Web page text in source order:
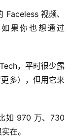
Faceless 视频、
果你也想通过
，平时很少露
多），但用它来
如 970 万、730
在。